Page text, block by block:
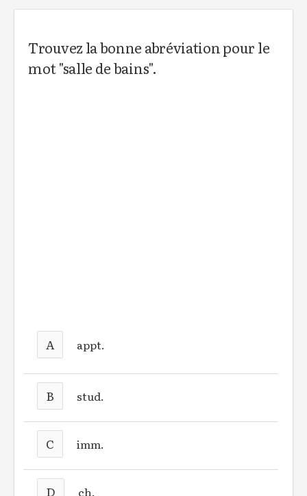
Trouvez la bonne abréviation pour le
mot "salle de bains".
A appt.
B stud.
C imm.
D ch.